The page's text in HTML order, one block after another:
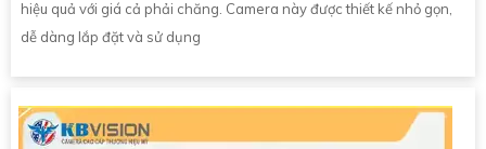
hiệu quả với giá cả phải chăng. Camera này được thiết kế nhỏ gọn,
dễ dàng lắp đặt và sử dụng